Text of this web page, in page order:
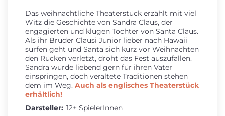
Das weihnachtliche Theaterstück erzählt mit viel
Witz die Geschichte von Sandra Claus, der
engagierten und klugen Tochter von Santa Claus.
Als ihr Bruder Clausi Junior lieber nach Hawaii
surfen geht und Santa sich kurz vor Weihnachten
den Rücken verletzt, droht das Fest auszufallen.
Sandra würde liebend gern für ihren Vater
einspringen, doch veraltete Traditionen stehen
dem im Weg. Auch als englisches Theaterstück
erhältlich!
Darsteller: 12+ SpielerInnen